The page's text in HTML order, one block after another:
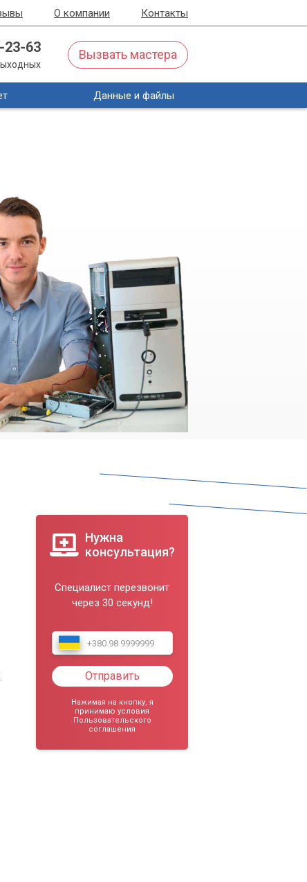
О компании Контакты
23-63 Вызвать мастера
Данные и файлы
Нужна
консультация?
Специалист перезвонит
через 30 секунд!
Отправить
Нажимая на кнопку, я
принимаю условия
Пользовательского
соглашения